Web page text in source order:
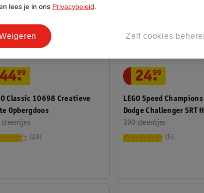
Classic 10698 Creatieve
Opbergdoos
steentjes
44.
99
28
LEGO Speed
Dodge Challenger SRT
Sportauto
390 steentjes
24.
99
5
lees je in ons Privacybeleid
Zelf cookies